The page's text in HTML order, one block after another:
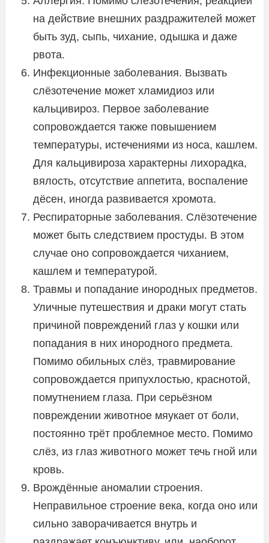
на действие внешних раздражителей может
быть зуд, сыпь, чихание, одышка и даже
рвота.
Инфекционные заболевания. Вызвать
слёзотечение может хламидиоз или
кальцивироз. Первое заболевание
сопровождается также повышением
температуры, истечениями из носа, кашлем.
Для кальцивироза характерны лихорадка,
вялость, отсутствие аппетита, воспаление
дёсен, иногда развивается хромота.
Респираторные заболевания. Слёзотечение
может быть следствием простуды. В этом
случае оно сопровождается чиханием,
кашлем и температурой.
Травмы и попадание инородных предметов.
Уличные путешествия и драки могут стать
причиной повреждений глаз у кошки или
попадания в них инородного предмета.
Помимо обильных слёз, травмирование
сопровождается припухлостью, краснотой,
помутнением глаза. При серьёзном
повреждении животное мяукает от боли,
постоянно трёт проблемное место. Помимо
слёз, из глаз животного может течь гной или
кровь.
Врождённые аномалии строения.
Неправильное строение века, когда оно или
сильно заворачивается внутрь и